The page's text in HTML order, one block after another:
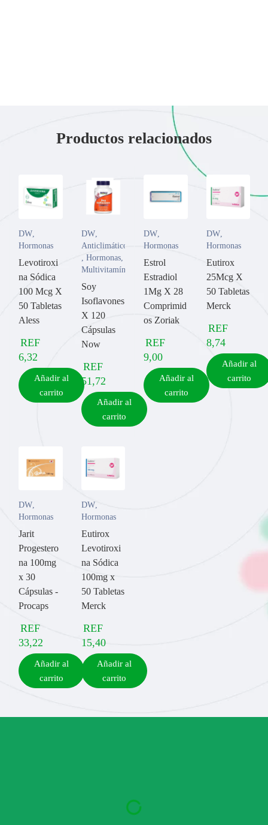
Productos relacionados
DW
Hormonas
Levotiroxi
na Sódica
100 Mcg X
50 Tabletas
Aless
REF
6,32
Añadir al
carrito
DW,
Anticlimático
Hormonas,
Multivitamínicos
Soy
Isoflavones
X 120
Cápsulas
Now
REF
51,72
Añadir al
carrito
DW
Hormonas
Estrol
Estradiol
1Mg X 28
Comprimid
os Zoriak
REF
9,00
Añadir al
carrito
DW,
Hormonas
Eutirox
25Mcg X
50 Tabletas
Merck
REF
8,74
Añadir al
carrito
DW,
Hormonas
Jarit
Progestero
na 100mg
x 30
Cápsulas -
Procaps
REF
33,22
Añadir al
carrito
DW,
Hormonas
Eutirox
Levotiroxi
na Sódica
100mg x
50 Tabletas
Merck
REF
15,40
Añadir al
carrito